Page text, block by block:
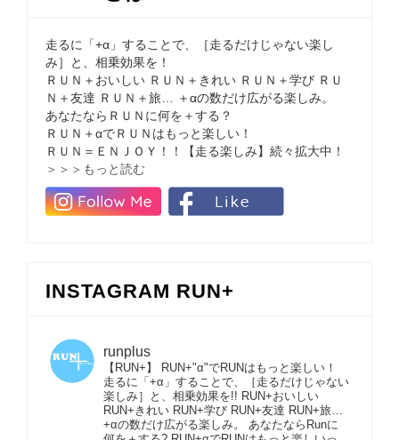
走るに「+α」することで、［走るだけじゃない楽し
み］と、相乗効果を！
ＲＵＮ＋おいしい ＲＵＮ＋きれい ＲＵＮ＋学び ＲＵ
Ｎ＋友達 ＲＵＮ＋旅… ＋αの数だけ広がる楽しみ。
あなたならＲＵＮに何を＋する？
ＲＵＮ＋αでＲＵＮはもっと楽しい！
ＲＵＮ＝ＥＮＪＯＹ！！【走る楽しみ】続々拡大中！
＞＞＞もっと読む
INSTAGRAM RUN+
runplus
【RUN+】 RUN+"α"でRUNはもっと楽しい！
走るに「+α」することで、［走るだけじゃない
楽しみ］と、相乗効果を!! RUN+おいしい
RUN+きれい RUN+学び RUN+友達 RUN+旅…
+αの数だけ広がる楽しみ。 あなたならRunに